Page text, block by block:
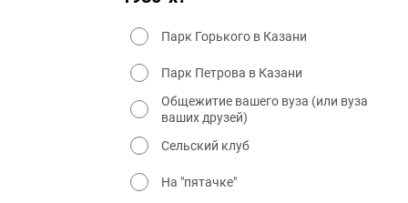
Парк Горького в Казани
Парк Петрова в Казани
Общежитие вашего вуза (или вуза
ваших друзей)
Сельский клуб
На "пятачке"